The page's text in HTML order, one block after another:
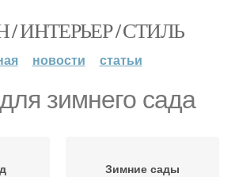
ИНТЕРЬЕР / СТИЛЬ
новости статьи
зимнего сада
Зимние сады